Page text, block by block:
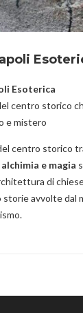
Esoterica
centro storico
e mistero
centro storico
alchimia e magia
di
storie avvolte dal